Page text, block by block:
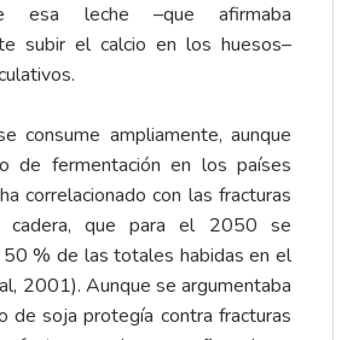
esa leche –que afirmaba
subir el calcio en los huesos–
consume ampliamente, aunque
de fermentación en los países
correlacionado con las fracturas
cadera, que para el 2050 se
% de las totales habidas en el
2001). Aunque se argumentaba
de soja protegía contra fracturas